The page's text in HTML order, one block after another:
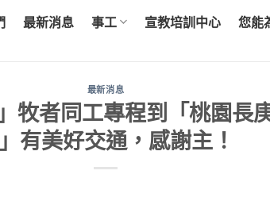
最新消息 事工 宣教培訓中心 您能
最新消息
牧者同工專程到「桃園長
有美好交通，感謝主！